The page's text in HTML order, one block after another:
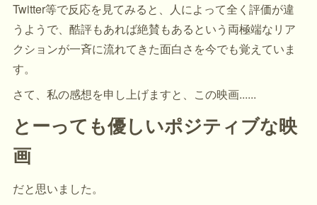
Twitter等で反応を見てみると、人によって全く評価が違
うようで、酷評もあれば絶賛もあるという両極端なリア
クションが一斉に流れてきた面白さを今でも覚えていま
す。
さて、私の感想を申し上げますと、この映画......
とーっても優しいポジティブな映
画
だと思いました。